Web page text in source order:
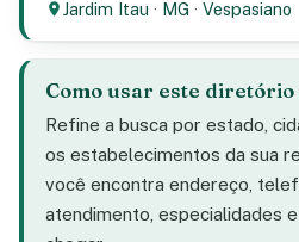
Jardim Itau · MG ·Vespasiano
Como usar este diretório
Refine a busca por estado,
os estabelecimentos da sua
você encontra endereço,
atendimento, especialidades